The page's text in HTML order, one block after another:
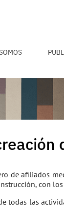
de afiliados
con
las